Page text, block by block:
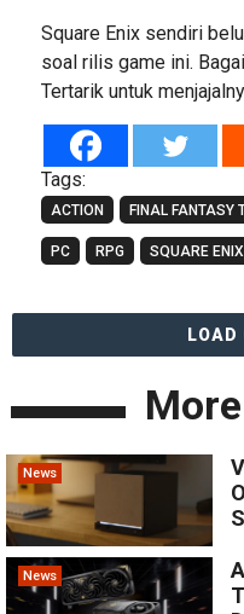
Square Enix sendiri
soal rilis game ini.
Tertarik untuk
Tags:
ACTION FINAL FANTASY
PC RPG SQUARE ENIX
News
News